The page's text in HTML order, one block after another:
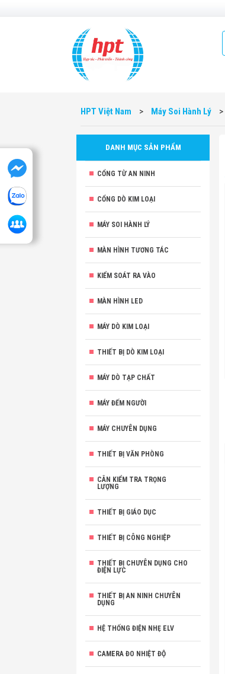
HPT Việt Nam > Máy Soi Hành Lý >
DANH MỤC SẢN PHẨM
CỔNG TỪ AN NINH
CỔNG DÒ KIM LOẠI
MÁY SOI HÀNH LÝ
MÀN HÌNH TƯƠNG TÁC
KIỂM SOÁT RA VÀO
MÀN HÌNH LED
MÁY DÒ KIM LOẠI
THIẾT BỊ DÒ KIM LOẠI
MÁY DÒ TẠP CHẤT
MÁY ĐẾM NGƯỜI
MÁY CHUYÊN DỤNG
THIẾT BỊ VĂN PHÒNG
CÂN KIỂM TRA TRỌNG
LƯỢNG
THIẾT BỊ GIÁO DỤC
THIẾT BỊ CÔNG NGHIỆP
THIẾT BỊ CHUYÊN DỤNG CHO
ĐIỆN LỰC
THIẾT BỊ AN NINH CHUYÊN
DỤNG
HỆ THỐNG ĐIỆN NHẸ ELV
CAMERA ĐO NHIỆT ĐỘ